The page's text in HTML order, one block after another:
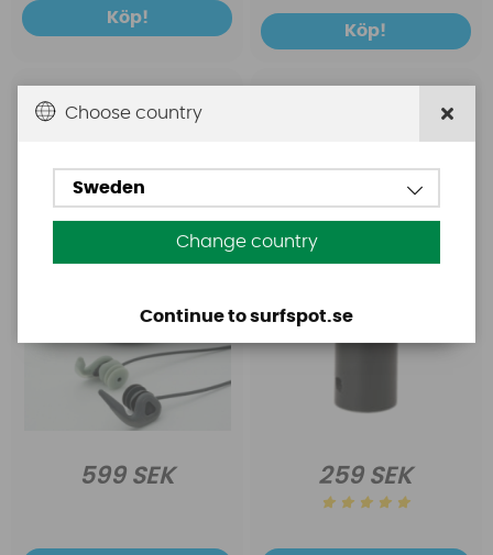
Köp!
Köp!
Earlabs
599 SEK 259 SEK
Choose country
Sweden
Change country
Continue to surfspot.se